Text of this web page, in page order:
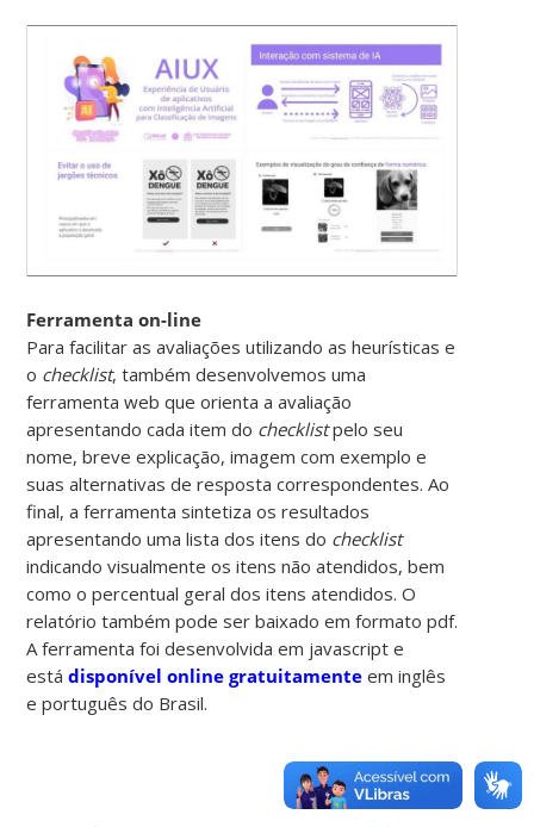
Ferramenta on-line
Para facilitar as avaliações utilizando as heurísticas e
o checklist, também desenvolvemos uma
ferramenta web que orienta a avaliação
apresentando cada item do checklistpelo seu
nome, breve explicação, imagem com exemplo e
suas alternativas de resposta correspondentes. Ao
final, a ferramenta sintetiza os resultados
apresentando uma lista dos itens do checklist
indicando visualmente os itens não atendidos, bem
como o percentual geral dos itens atendidos. O
relatório também pode ser baixado em formato pdf.
A ferramenta foi desenvolvida em javascript e
estádisponível online gratuitamente em inglês
e português do Brasil.